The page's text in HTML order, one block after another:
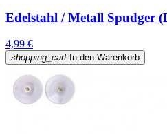
Edelstahl / Metall Spudger
4,99 €
shopping_cart In den Warenkorb